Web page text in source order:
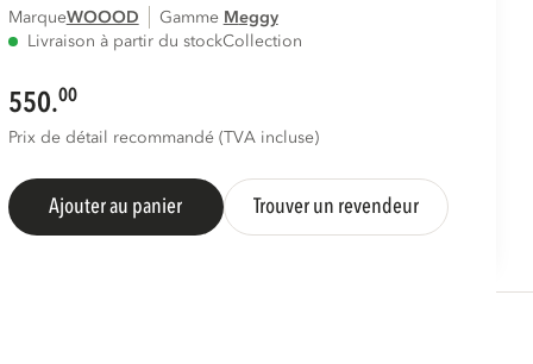
MarqueWOOOD Gamme
meggy
Livraison à partir du stockCollection
550.00
Prix de détail recommandé (TVA incluse)
Ajouter au panier Trouver un revendeur